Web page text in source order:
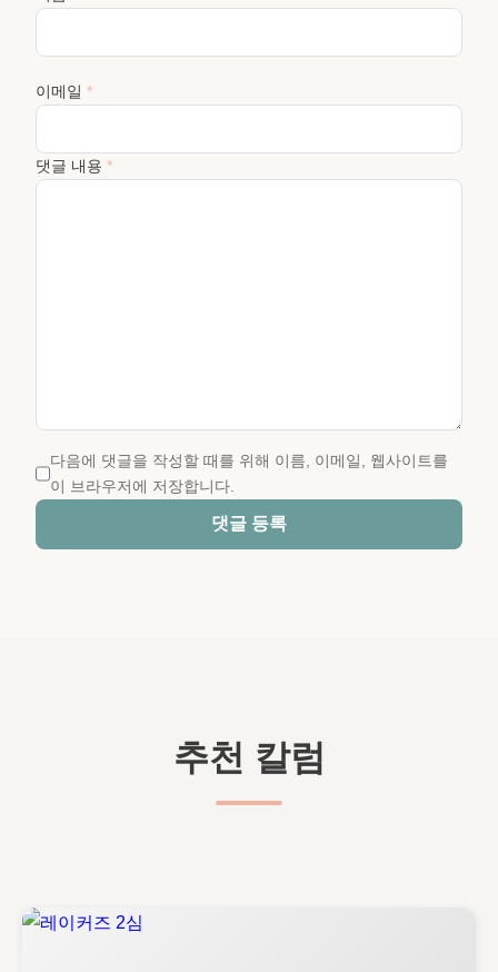
이메일 *
댓글 내용 *
다음에 댓글을 작성할 때를 위해 이름, 이메일, 웹사이트를
이 브라우저에 저장합니다.
댓글 등록
추천 칼럼